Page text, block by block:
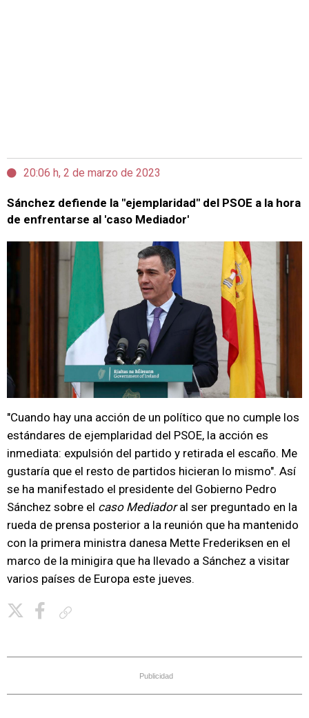
20:06 h, 2 de marzo de 2023
Sánchez defiende la "ejemplaridad" del PSOE a la hora
de enfrentarse al 'caso Mediador'
"Cuando hay una acción de un político que no cumple los
estándares de ejemplaridad del PSOE, la acción es
inmediata: expulsión del partido y retirada el escaño. Me
gustaría que el resto de partidos hicieran lo mismo". Así
se ha manifestado el presidente del Gobierno Pedro
Sánchez sobre el caso Mediadoral ser preguntado en la
rueda de prensa posterior a la reunión que ha mantenido
con la primera ministra danesa Mette Frederiksen en el
marco de la minigira que ha llevado a Sánchez a visitar
varios países de Europa este jueves.
Publicidad